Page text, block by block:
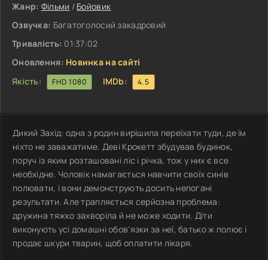
Жанр: Фільми / Бойовик
Озвучка: Багатоголосий закадровий
Тривалість: 01:37:02
Оновлення: Новинка на сайті
Якість:
FHD 1080 IMDb: 4.5
Дикий Захід: одна з родин вирішила переїхати туди, де їм
ніхто не заважатиме. Деві Крокетт збудував будинок,
поруч із яким розташовані ліс і річка, тож у них є все
необхідне. Чоловік намагається навчити своїх синів
полювати, і вони демонструють досить непогані
результати. Але трапляється серйозна проблема:
дружина тяжко захворіла й не може ходити. Діти
виконують усі домашні обов'язки за неї, батько ж полює і
продає шкури тварин, щоб оплатити лікаря.